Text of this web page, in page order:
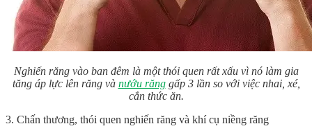
Nghiến răng vào ban đêm là một thói quen rất xấu vì nó làm gia
tăng áp lực lên răng và nướu rănggấp 3 lần so với việc nhai, xé,
cắn thức ăn.
3. Chấn thương, thói quen nghiến răng và khí cụ niềng răng